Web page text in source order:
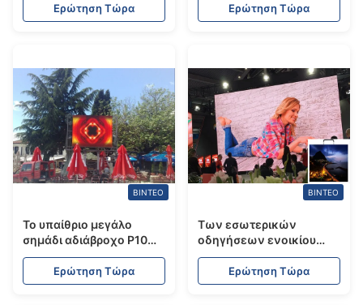
Ερώτηση Τώρα
διαφημιστικός φορέας
οθόνης αφισών
Ερώτηση Τώρα
ΒΊΝΤΕΟ
Το υπαίθριο μεγάλο
σημάδι αδιάβροχο P10
σταθερό εγκαθιστά τον
πίνακα διαφημίσεων
επίδειξης των
Ερώτηση Τώρα
ΒΊΝΤΕΟ
Των εσωτερικών
οδηγήσεων ενοικίου
επίδειξης των
οδηγήσεων τηλεοπτικός
υψηλός καθορισμός
Ερώτηση Τώρα